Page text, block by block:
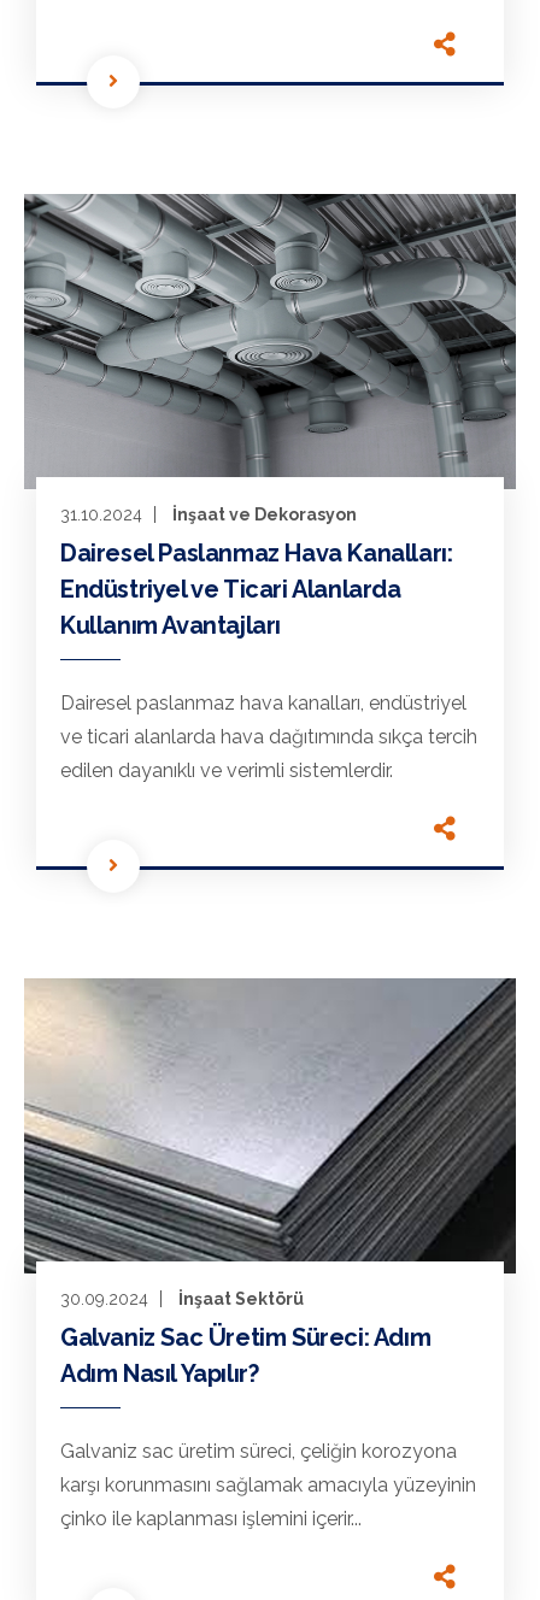
31.10.2024 İnşaat ve Dekorasyon
Dairesel Paslanmaz Hava Kanalları:
Endüstriyel ve Ticari Alanlarda
Kullanım Avantajları
Dairesel paslanmaz hava kanalları, endüstriyel
ve ticari alanlarda hava dağıtımında sıkça tercih
edilen dayanıklı ve verimli sistemlerdir.
30.09.2024 İnşaat Sektörü
Galvaniz Sac Üretim Süreci: Adım
Adım Nasıl Yapılır?
Galvaniz sac üretim süreci, çeliğin korozyona
karşı korunmasını sağlamak amacıyla yüzeyinin
çinko ile kaplanması işlemini içerir...